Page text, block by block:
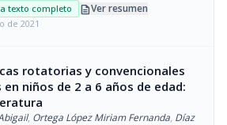
texto completo descriptionVer resumen
de 2021
rotatorias y convencionales
niños de 2 a 6 años de edad:
, Ortega López Miriam Fernanda, Díaz